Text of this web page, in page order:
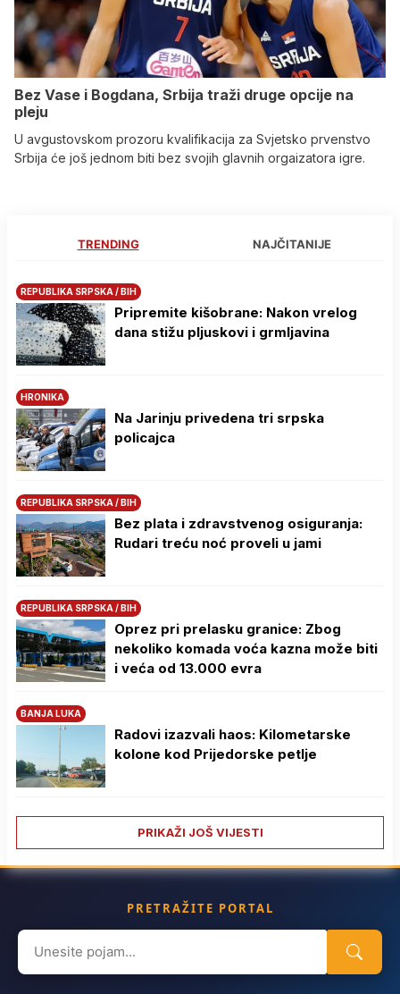
Bez Vase i Bogdana, Srbija traži druge opcije na
pleju
U avgustovskom prozoru kvalifikacija za Svjetsko prvenstvo
Srbija će još jednom biti bez svojih glavnih orgaizatora igre.
TRENDING NAJČITANIJE
REPUBLIKA SRPSKA / BIH
Pripremite kišobrane: Nakon vrelog
dana stižu pljuskovi i grmljavina
HRONIKA
Na Јarinju privedena tri srpska
policajca
REPUBLIKA SRPSKA / BIH
Bez plata i zdravstvenog osiguranja:
Rudari treću noć proveli u jami
REPUBLIKA SRPSKA / BIH
Oprez pri prelasku granice: Zbog
nekoliko komada voća kazna može biti
i veća od 13.000 evra
BANJA LUKA
Radovi izazvali haos: Kilometarske
kolone kod Prijedorske petlje
PRIKAŽI JOŠ VIJESTI
PRETRAŽITE PORTAL
Search
for: